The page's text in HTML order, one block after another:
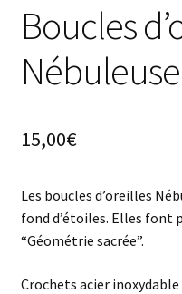
Boucles
Nébuleuse
15,00€
Les boucles d’oreilles
fond d’étoiles. Elles font
“Géométrie sacrée”.
Crochets acier inoxydable